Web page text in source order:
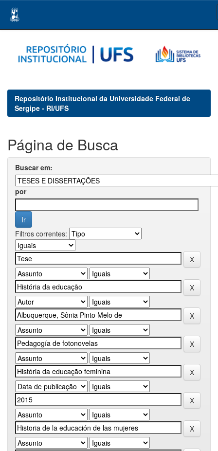
navigation
Repositório Institucional da Universidade Federal de
Sergipe - RI/UFS
Página de Busca
Buscar em:
por
Filtros correntes: